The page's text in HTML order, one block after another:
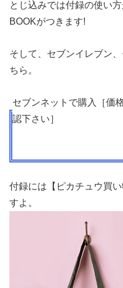
とじ込みでは付録の使い
BOOKがつきます!
そして、セブンイレブン
ちら。
セブンネットで購入［価
認下さい］
付録には【ピカチュウ買
すよ。